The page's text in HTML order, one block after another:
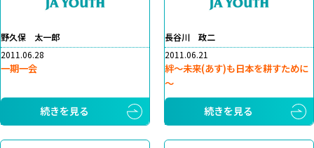
野久保 太一郎
2011.06.28
一期一会
続きを見る
長谷川 政二
2011.06.21
絆～未来(あす)も日本を耕すために
～
続きを見る